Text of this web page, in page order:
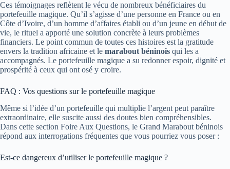
Ces témoignages reflètent le vécu de nombreux bénéficiaires du
portefeuille magique. Qu’il s’agisse d’une personne en France ou en
Côte d’Ivoire, d’un homme d’affaires établi ou d’un jeune en début de
vie, le rituel a apporté une solution concrète à leurs problèmes
financiers. Le point commun de toutes ces histoires est la gratitude
envers la tradition africaine et le marabout béninois qui les a
accompagnés. Le portefeuille magique a su redonner espoir, dignité et
prospérité à ceux qui ont osé y croire.
FAQ : Vos questions sur le portefeuille magique
Même si l’idée d’un portefeuille qui multiplie l’argent peut paraître
extraordinaire, elle suscite aussi des doutes bien compréhensibles.
Dans cette section Foire Aux Questions, le Grand Marabout béninois
répond aux interrogations fréquentes que vous pourriez vous poser :
Est-ce dangereux d’utiliser le portefeuille magique ?